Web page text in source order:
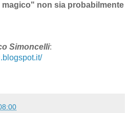
non sia probabilmente
Simoncelli: